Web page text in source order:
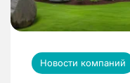
Новости компаний